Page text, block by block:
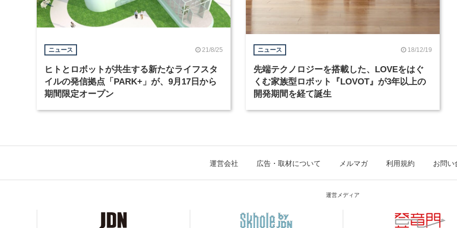
ニュース 21/8/25
ヒトとロボットが共生する新たなライフスタ
イルの発信拠点「PARK+」が、9月17日から
期間限定オープン
ニュース 18/12/19
先端テクノロジーを搭載した、LOVEをはぐ
くむ家族型ロボット『LOVOT』が3年以上の
開発期間を経て誕生
運営会社 広告・取材について メルマガ 利用規約 お問い
運営メディア